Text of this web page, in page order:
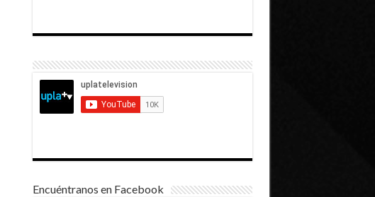
Encuéntranos en Facebook